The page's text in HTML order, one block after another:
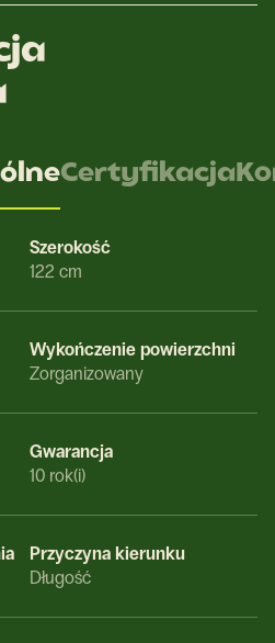
Certyfikacja
Szerokość
122 cm
Wykończenie powierzchni
Zorganizowany
Gwarancja
10 rok(i)
Przyczyna kierunku
Długość